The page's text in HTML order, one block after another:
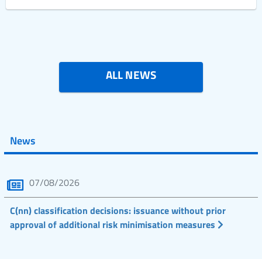
ALL NEWS
News
07/08/2026
C(nn) classification decisions: issuance without prior
approval of additional risk minimisation measures